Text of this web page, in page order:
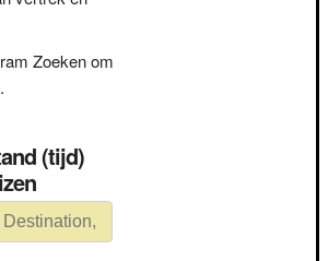
Zoeken om